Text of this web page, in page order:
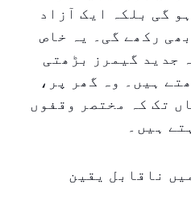
گی بلکہ ایک آزاد
رکھے گی۔ یہ خاص
جدید گیمرز بڑھتی
ہیں۔ وہ گھر پر،
تک کہ مختصر وقفوں
ہیں۔
ناقابل یقین